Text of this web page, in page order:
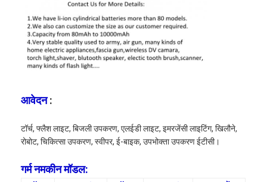
निम बैटरी पैक
निक बैटरी पैक
लिथियम आयन बैटरी पैक
रिचार्जेबल फ्लैशलाइट बैटरी
आपातकालीन प्रकाश बैटरी
ली Socl2 बैटरी
आवेदन:
टॉर्च, फ्लैश लाइट, बिजली उपकरण, एलईडी लाइट, इमरजेंसी लाइटिंग, खिलौने,
रोबोट, चिकित्सा उपकरण, स्वीपर, ई-बाइक, उपभोक्ता उपकरण ईटीसी।
गर्म नमकीन मॉडल: